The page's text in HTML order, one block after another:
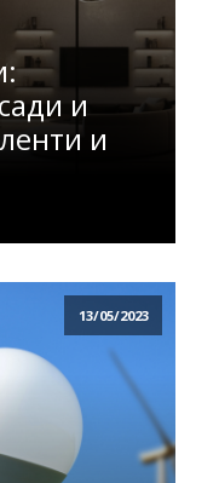
и
и
13/05/2023